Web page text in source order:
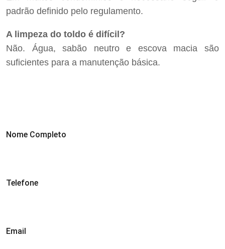
padrão definido pelo regulamento.
A limpeza do toldo é difícil?
Não. Água, sabão neutro e escova macia são
suficientes para a manutenção básica.
Nome Completo
Telefone
Email